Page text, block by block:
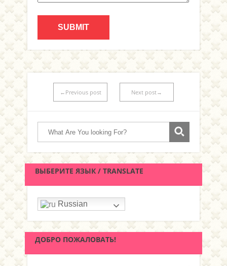
←Previous post Next post→
ВЫБЕРИТЕ ЯЗЫК / TRANSLATE
Russian
ДОБРО ПОЖАЛОВАТЬ!